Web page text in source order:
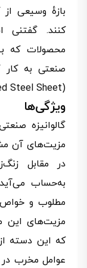
بازهٔ وسیعی از
کنند.
محصولات که
صنعتی به کار
(Industrial Galvanized Steel Sheet) می‌گویند.
ویژگی‌ها
گالوانیزه
مزیت‌های آن
در مقابل
به‌حساب
مطلوب و خواص
مزیت‌های این
که این دسته
عوامل مخرب